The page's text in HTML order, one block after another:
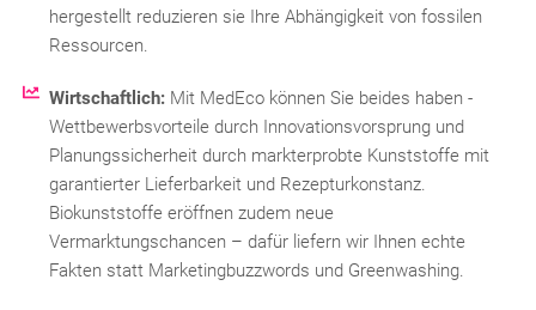
hergestellt reduzieren sie Ihre Abhängigkeit von fossilen
Ressourcen.
Wirtschaftlich: Mit MedEco können Sie beides haben -
Wettbewerbsvorteile durch Innovationsvorsprung und
Planungssicherheit durch markterprobte Kunststoffe mit
garantierter Lieferbarkeit und Rezepturkonstanz.
Biokunststoffe eröffnen zudem neue
Vermarktungschancen – dafür liefern wir Ihnen echte
Fakten statt Marketingbuzzwords und Greenwashing.